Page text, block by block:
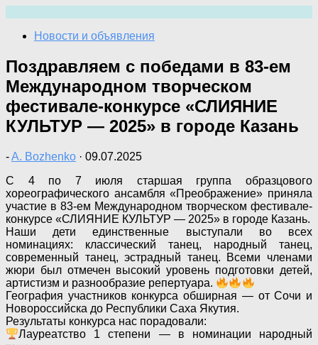
содержимому
Новости и объявления
Поздравляем с победами в 83-ем
Международном творческом
фестивале-конкурсе «СЛИЯНИЕ
КУЛЬТУР — 2025» в городе Казань
-A. Bozhenko · 09.07.2025
С 4 по 7 июля старшая группа образцового
хореографического ансамбля «Преображение» приняла
участие в 83-ем Международном творческом фестивале-
конкурсе «СЛИЯНИЕ КУЛЬТУР — 2025» в городе Казань.
Наши дети единственные выступали во всех
номинациях: классический танец, народный танец,
современный танец, эстрадный танец. Всеми членами
жюри был отмечен высокий уровень подготовки детей,
артистизм и разнообразие репертуара.
География участников конкурса обширная — от Сочи и
Новороссийска до Республики Саха Якутия.
Результаты конкурса нас порадовали:
Лауреатство 1 степени — в номинации народный